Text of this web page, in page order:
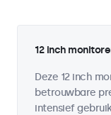
12 inch
Deze 12 inch
betrouwbare
intensief